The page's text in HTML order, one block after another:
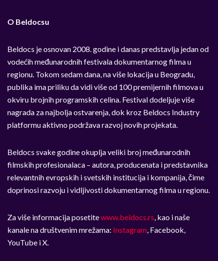
O Beldocsu
Beldocs je osnovan 2008. godine i danas predstavlja jedan od
vodećih međunarodnih festivala dokumentarnog filma u
regionu. Tokom sedam dana, na više lokacija u Beogradu,
publika ima priliku da vidi više od 100 premijernih filmova u
okviru brojnih programskih celina. Festival dodeljuje više
nagrada za najbolja ostvarenja, dok kroz Beldocs Industry
platformu aktivno podržava razvoj novih projekata.
Beldocs svake godine okuplja veliki broj međunarodnih
filmskih profesionalaca – autora, producenata i predstavnika
relevantnih evropskih i svetskih institucija i kompanija, čime
doprinosi razvoju i vidljivosti dokumentarnog filma u regionu.
Za više informacija posetitewww.beldocs.rs, kao i naše
kanale na društvenim mrežama: Instagram, Facebook,
YouTube i X.